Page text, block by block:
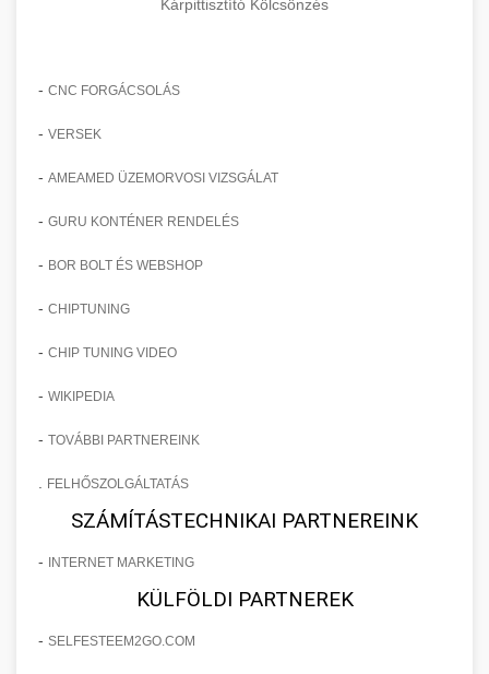
Kárpittisztító Kölcsönzés
- CNC FORGÁCSOLÁS
- VERSEK
- AMEAMED ÜZEMORVOSI VIZSGÁLAT
- GURU KONTÉNER RENDELÉS
- BOR BOLT ÉS WEBSHOP
- CHIPTUNING
- CHIP TUNING VIDEO
- WIKIPEDIA
- TOVÁBBI PARTNEREINK
FELHŐSZOLGÁLTATÁS
SZÁMÍTÁSTECHNIKAI PARTNEREINK
- INTERNET MARKETING
KÜLFÖLDI PARTNEREK
- SELFESTEEM2GO.COM